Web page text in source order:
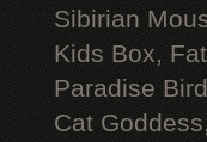
Sibirian
Kids Box,
Paradise
Cat